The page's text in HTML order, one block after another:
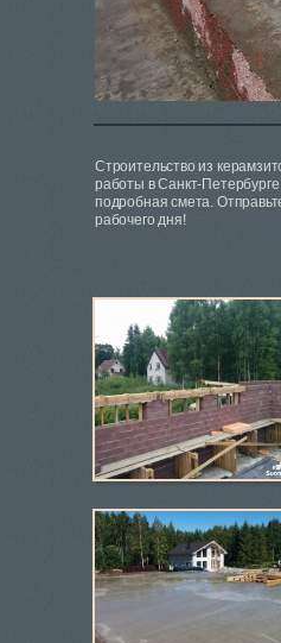
Строительство из
работы в Санкт-
подробная смета.
рабочего дня!